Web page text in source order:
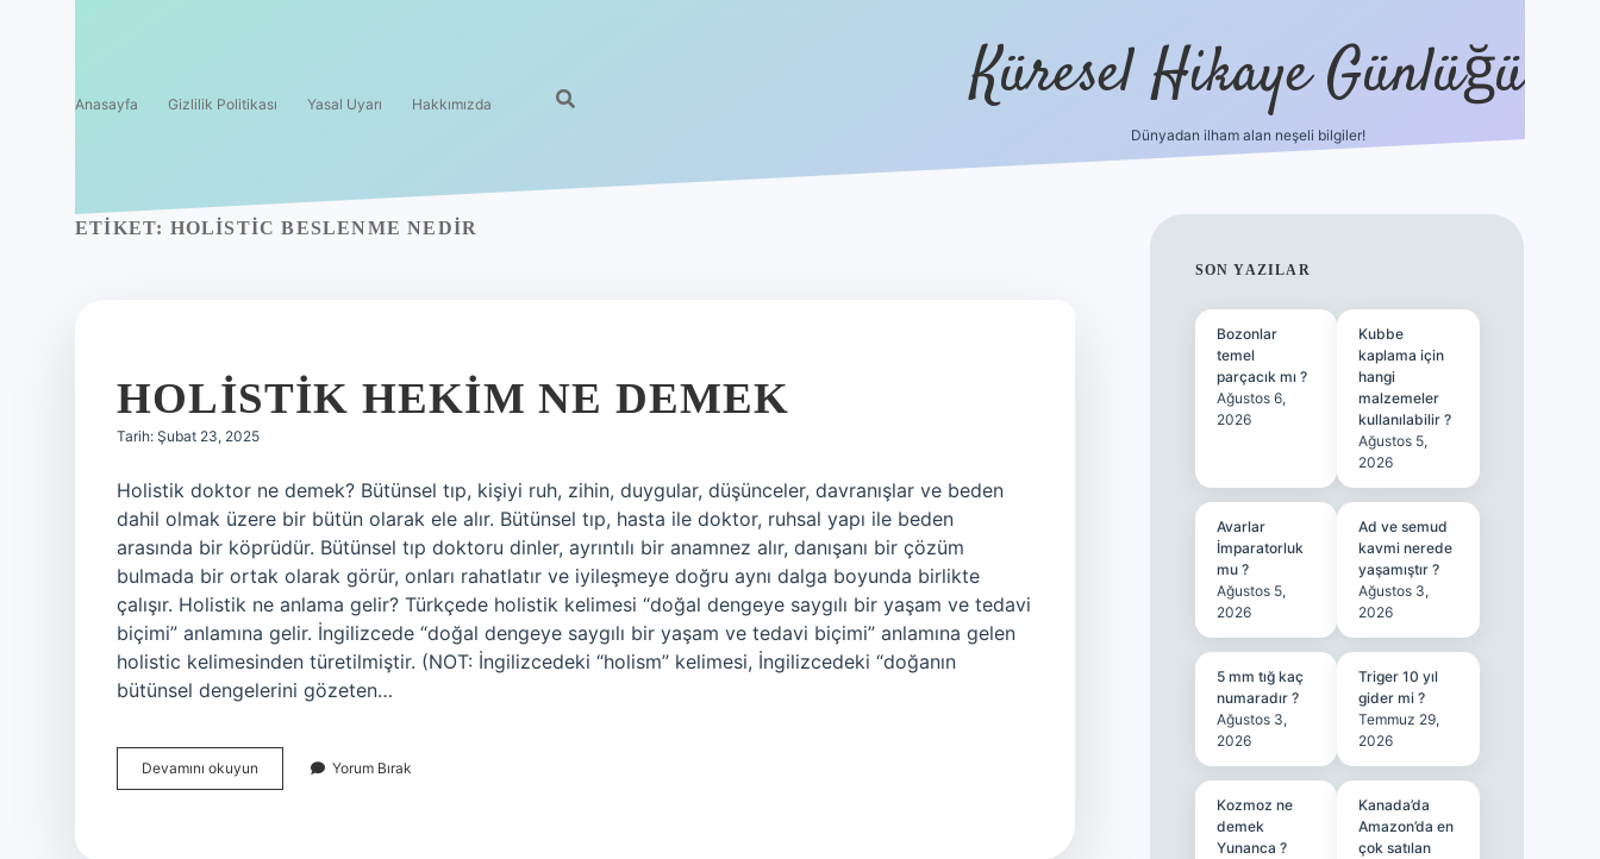
Anasayfa Gizlilik Politikası Yasal Uyarı Hakkımızda Küresel Hikaye Günlüğü
Dünyadan ilham alan neşeli bilgiler!
ETIKET: HOLISTIC BESLENME NEDIR
HOLISTIK HEKIM NE DEMEK
Tarih: Şubat 23, 2025
Holistik doktor ne demek? Bütünsel tıp, kişiyi ruh, zihin, duygular, düşünceler, davranışlar ve beden
dahil olmak üzere bir bütün olarak ele alır. Bütünsel tıp, hasta ile doktor, ruhsal yapı ile beden
arasında bir köprüdür. Bütünsel tıp doktoru dinler, ayrıntılı bir anamnez alır, danışanı bir çözüm
bulmada bir ortak olarak görür, onları rahatlatır ve iyileşmeye doğru aynı dalga boyunda birlikte
çalışır. Holistik ne anlama gelir? Türkçede holistik kelimesi “doğal dengeye saygılı bir yaşam ve tedavi
biçimi” anlamına gelir. İngilizcede “doğal dengeye saygılı bir yaşam ve tedavi biçimi” anlamına gelen
holistic kelimesinden türetilmiştir. (NOT: İngilizcedeki “holism” kelimesi, İngilizcedeki “doğanın
bütünsel dengelerini gözeten…
Devamını okuyun
Hekim
Yorum Bırak
SIDEBAR
SON YAZILAR
Bozonlar
temel
parçacık mı ?
Ağustos 6,
2026
Kubbe
kaplama için
hangi
malzemeler
kullanılabilir ?
Ağustos 5,
2026
Avarlar
İmparatorluk
mu ?
Ağustos 5,
2026
Ad ve semud
kavmi nerede
yaşamıştır ?
Ağustos 3,
2026
5 mm tığ kaç
numaradır ?
Ağustos 3,
2026
Triger 10 yıl
gider mi ?
Temmuz 29,
2026
Kozmoz ne
demek
Yunanca ?
Kanada’da
Amazon’da en
çok satılan
betexper